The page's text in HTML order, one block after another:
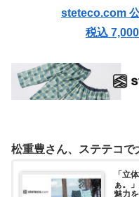
steteco.com
税込
松重豊さん、ステテコで
「立
ぁ。
魅力